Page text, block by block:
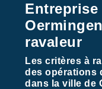
ravaleur
Les critères à
des opérations
dans la ville de